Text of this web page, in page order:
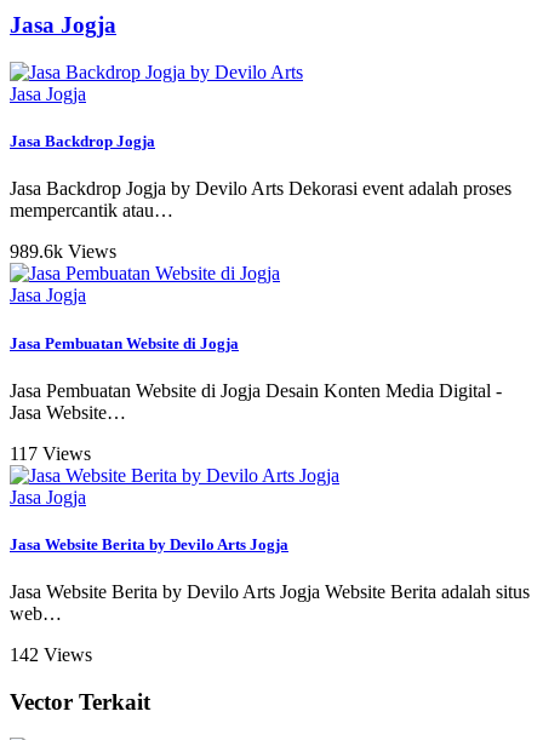
Jasa Jogja
Jasa Jogja
Jasa Backdrop Jogja
Jasa Backdrop Jogja by Devilo Arts Dekorasi event adalah proses
mempercantik atau…
989.6k Views
Jasa Jogja
Jasa Pembuatan Website di Jogja
Jasa Pembuatan Website di Jogja Desain Konten Media Digital -
Jasa Website…
117 Views
Jasa Jogja
Jasa Website Berita by Devilo Arts Jogja
Jasa Website Berita by Devilo Arts Jogja Website Berita adalah situs
web…
142 Views
Vector Terkait